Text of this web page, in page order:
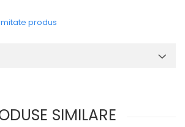
produs
SIMILARE